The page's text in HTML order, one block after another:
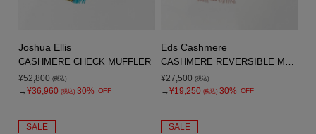
Joshua Ellis
CASHMERE CHECK MUFFLER
¥52,800 (税込)
→¥36,960 (税込) 30% OFF
Eds Cashmere
¥27,500 (税込)
→¥19,250 (税込) 30% OFF
SALE SALE